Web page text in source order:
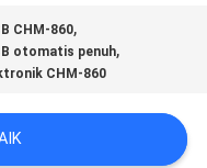
CHM-860,
otomatis penuh,
CHM-860